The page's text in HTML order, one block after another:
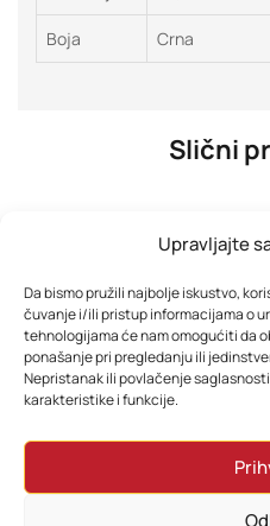
Upravljajte
Da bismo pružili najbolje iskustvo,
čuvanje i/ili pristup informacijama o
tehnologijama će nam omogućiti da
ponašanje pri pregledanju ili
Nepristanak ili povlačenje
karakteristike i funkcije.
Boja Crna
Slični
SAMSUNG TV QE65Q7FAAUXXH